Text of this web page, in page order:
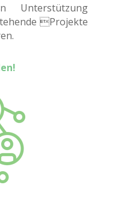
Unterstützung
Projekte